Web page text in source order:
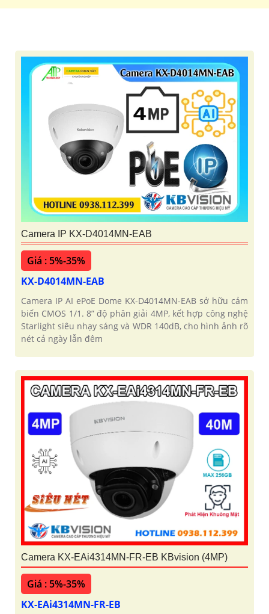
Camera IP KX-D4014MN-EAB
Giá : 5%-35%
KX-D4014MN-EAB
Camera IP AI ePoE Dome KX-D4014MN-EAB sở hữu cảm
biến CMOS 1/1. 8” độ phân giải 4MP, kết hợp công nghệ
Starlight siêu nhạy sáng và WDR 140dB, cho hình ảnh rõ
nét cả ngày lẫn đêm
Camera KX-EAi4314MN-FR-EB KBvision (4MP)
Giá : 5%-35%
KX-EAi4314MN-FR-EB